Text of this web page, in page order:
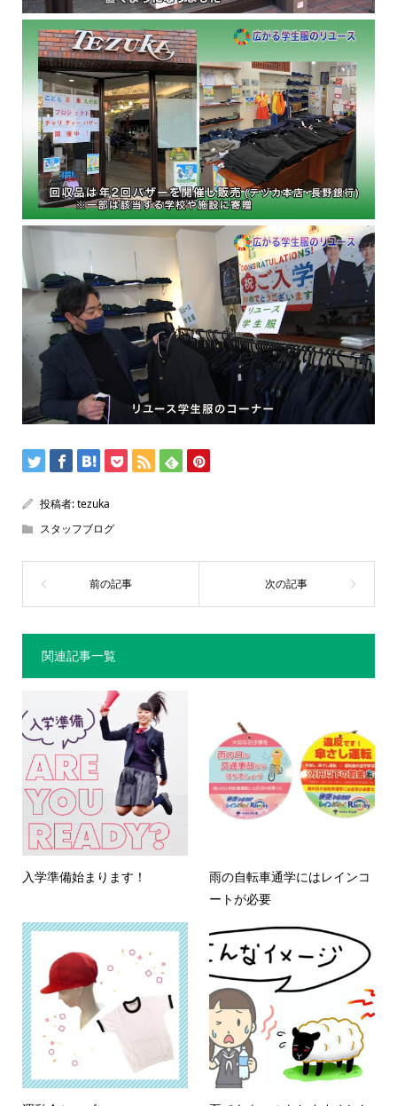
投稿者:tezuka
スタッフブログ
関連記事一覧
入学準備始まります！
雨の自転車通学にはレインコ
ートが必要